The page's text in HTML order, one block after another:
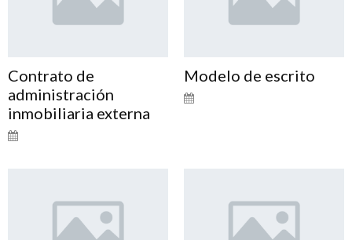
Contrato de
administración
inmobiliaria externa
Modelo de escrito